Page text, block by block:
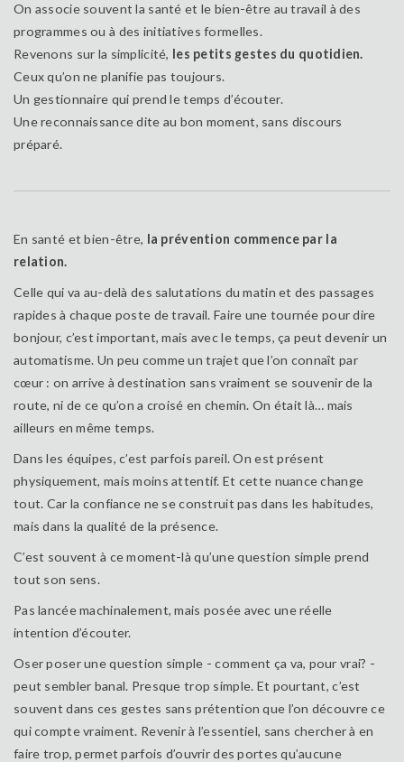
On associe souvent la santé et le bien-être au travail à des
programmes ou à des initiatives formelles.
Revenons sur la simplicité, les petits gestes du quotidien.
Ceux qu’on ne planifie pas toujours.
Un gestionnaire qui prend le temps d’écouter.
Une reconnaissance dite au bon moment, sans discours
préparé.
En santé et bien-être, la prévention commence par la
relation.
Celle qui va au-delà des salutations du matin et des passages
rapides à chaque poste de travail. Faire une tournée pour dire
bonjour, c’est important, mais avec le temps, ça peut devenir un
automatisme. Un peu comme un trajet que l’on connaît par
cœur : on arrive à destination sans vraiment se souvenir de la
route, ni de ce qu’on a croisé en chemin. On était là… mais
ailleurs en même temps.
Dans les équipes, c’est parfois pareil. On est présent
physiquement, mais moins attentif. Et cette nuance change
tout. Car la confiance ne se construit pas dans les habitudes,
mais dans la qualité de la présence.
C’est souvent à ce moment-là qu’une question simple prend
tout son sens.
Pas lancée machinalement, mais posée avec une réelle
intention d’écouter.
Oser poser une question simple - comment ça va, pour vrai? -
peut sembler banal. Presque trop simple. Et pourtant, c’est
souvent dans ces gestes sans prétention que l’on découvre ce
qui compte vraiment. Revenir à l’essentiel, sans chercher à en
faire trop, permet parfois d’ouvrir des portes qu’aucune